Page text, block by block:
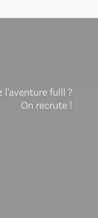
l'aventure fulll ?
On recrute !